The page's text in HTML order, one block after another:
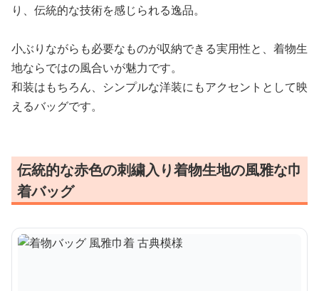
り、伝統的な技術を感じられる逸品。
小ぶりながらも必要なものが収納できる実用性と、着物生
地ならではの風合いが魅力です。
和装はもちろん、シンプルな洋装にもアクセントとして映
えるバッグです。
伝統的な赤色の刺繍入り着物生地の風雅な巾
着バッグ